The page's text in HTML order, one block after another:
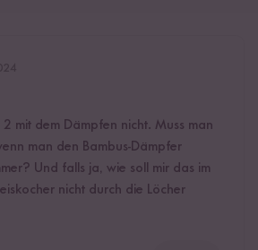
2 mit dem Dämpfen nicht. Muss man
man den Bambus-Dämpfer
Und falls ja, wie soll mir das im
nicht durch die Löcher